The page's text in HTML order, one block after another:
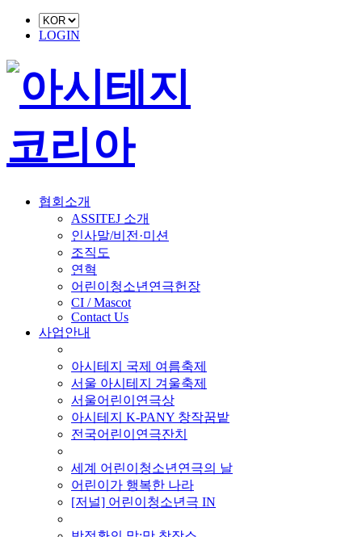
LOGIN
협회소개
ASSITEJ 소개
인사말/비전·미션
조직도
연혁
어린이청소년연극헌장
CI / Mascot
Contact Us
사업안내
아시테지 국제 여름축제
서울 아시테지 겨울축제
서울어린이연극상
아시테지 K-PANY 창작꿈밭
전국어린이연극잔치
세계 어린이청소년연극의 날
어린이가 행복한 나라
[저널] 어린이청소년극 IN